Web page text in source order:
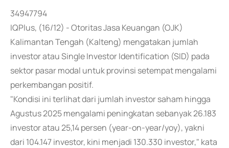
34947794
IQPlus, (16/12) - Otoritas Jasa Keuangan (OJK)
Kalimantan Tengah (Kalteng) mengatakan jumlah
investor atau Single Investor Identification (SID) pada
sektor pasar modal untuk provinsi setempat mengalami
perkembangan positif.
"Kondisi ini terlihat dari jumlah investor saham hingga
Agustus 2025 mengalami peningkatan sebanyak 26.183
investor atau 25,14 persen (year-on-year/yoy), yakni
dari 104.147 investor, kini menjadi 130.330 investor," kata